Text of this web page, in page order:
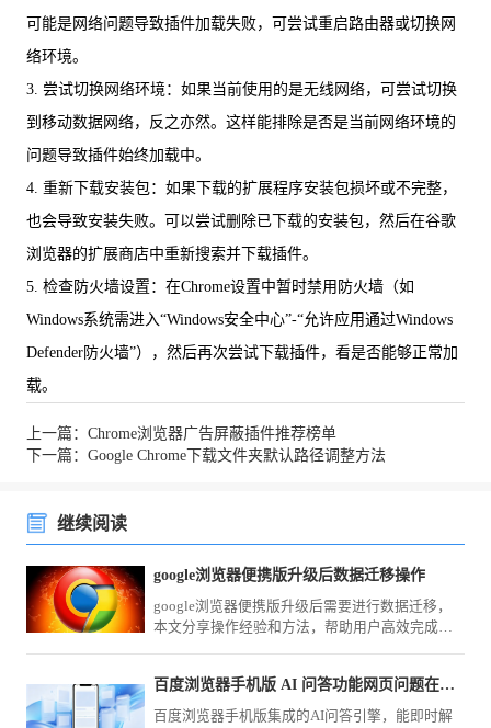
可能是网络问题导致插件加载失败，可尝试重启路由器或切换网
络环境。
3. 尝试切换网络环境：如果当前使用的是无线网络，可尝试切换
到移动数据网络，反之亦然。这样能排除是否是当前网络环境的
问题导致插件始终加载中。
4. 重新下载安装包：如果下载的扩展程序安装包损坏或不完整，
也会导致安装失败。可以尝试删除已下载的安装包，然后在谷歌
浏览器的扩展商店中重新搜索并下载插件。
5. 检查防火墙设置：在Chrome设置中暂时禁用防火墙（如
Windows系统需进入“Windows安全中心”-“允许应用通过Windows
Defender防火墙”），然后再次尝试下载插件，看是否能够正常加
载。
上一篇：Chrome浏览器广告屏蔽插件推荐榜单
下一篇：Google Chrome下载文件夹默认路径调整方法
继续阅读
google浏览器便携版升级后数据迁移操作
google浏览器便携版升级后需要进行数据迁移，
本文分享操作经验和方法，帮助用户高效完成升
百度浏览器手机版 AI 问答功能网页问题在线解答
百度浏览器手机版集成的AI问答引擎，能即时解